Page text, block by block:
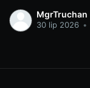
pragnących
podczas
systemu
MgrTruchan
30 lip 2026 •